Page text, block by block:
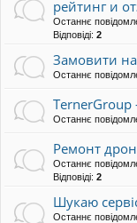
рейтинг и
Останнє
Відповіді: 2
Замовити
Останнє
TernerGroup
Останнє
Ремонт
Останнє
Відповіді: 2
Шукаю
Останнє